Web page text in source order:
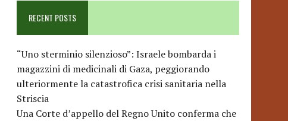
RECENT POSTS
“Uno sterminio silenzioso”: Israele bombarda i
magazzini di medicinali di Gaza, peggiorando
ulteriormente la catastrofica crisi sanitaria nella
Striscia
Una Corte d’appello del Regno Unito conferma che